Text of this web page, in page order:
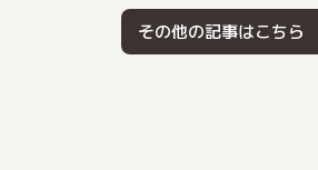
その他の記事はこちら